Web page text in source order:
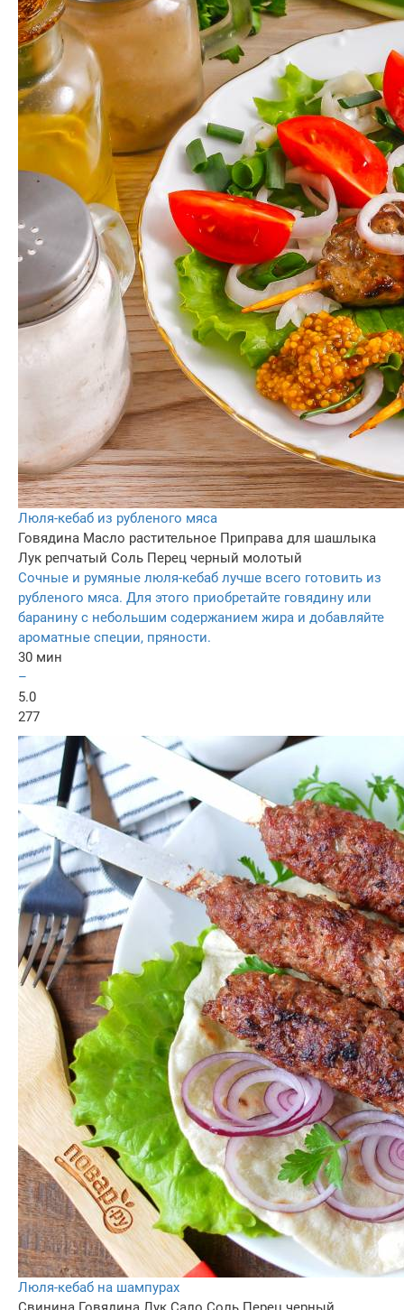
Люля-кебаб из рубленого мяса
Говядина Масло растительное Приправа для шашлыка
Лук репчатый Соль Перец черный молотый
Сочные и румяные люля-кебаб лучше всего готовить из
рубленого мяса. Для этого приобретайте говядину или
баранину с небольшим содержанием жира и добавляйте
ароматные специи, пряности.
30 мин
–
5.0
277
Люля-кебаб на шампурах